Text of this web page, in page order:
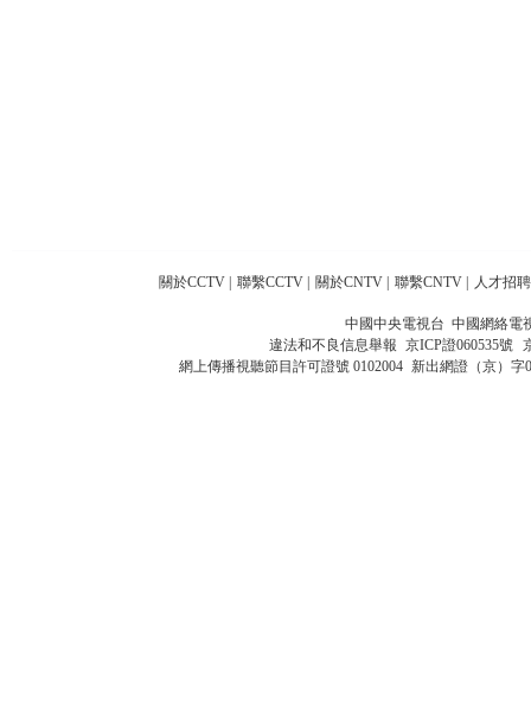
關於CCTV 聯繫CCTV 關於CNTV 聯繫CNTV 人才招聘
中國中央電視台 中國網絡電
違法和不良信息舉報 京ICP證060535號
網上傳播視聽節目許可證號 0102004 新出網證（京）